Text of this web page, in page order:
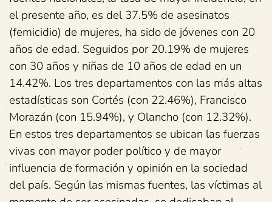
el presente año, es del 37.5% de asesinatos
(femicidio) de mujeres, ha sido de jóvenes con 20
años de edad. Seguidos por 20.19% de mujeres
con 30 años y niñas de 10 años de edad en un
14.42%. Los tres departamentos con las más altas
estadísticas son Cortés (con 22.46%), Francisco
Morazán (con 15.94%), y Olancho (con 12.32%).
En estos tres departamentos se ubican las fuerzas
vivas con mayor poder político y de mayor
influencia de formación y opinión en la sociedad
del país. Según las mismas fuentes, las víctimas al